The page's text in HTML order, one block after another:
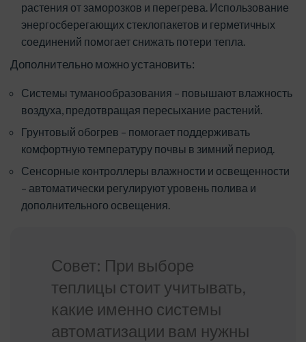
растения от заморозков и перегрева. Использование
энергосберегающих стеклопакетов и герметичных
соединений помогает снижать потери тепла.
Дополнительно можно установить:
Системы туманообразования – повышают влажность
воздуха, предотвращая пересыхание растений.
Грунтовый обогрев – помогает поддерживать
комфортную температуру почвы в зимний период.
Сенсорные контроллеры влажности и освещенности
– автоматически регулируют уровень полива и
дополнительного освещения.
Совет: При выборе
теплицы стоит учитывать,
какие именно системы
автоматизации вам нужны